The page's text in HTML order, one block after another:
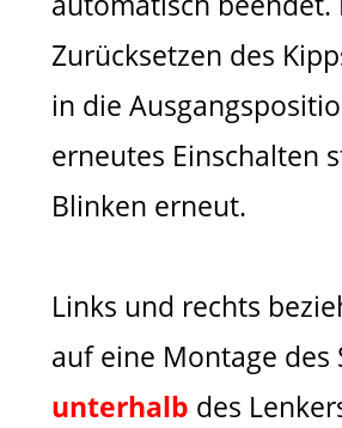
Zurücksetzen des
in die
erneutes Einschalten
Blinken erneut.
Links und rechts
auf eine Montage des
unterhalb des